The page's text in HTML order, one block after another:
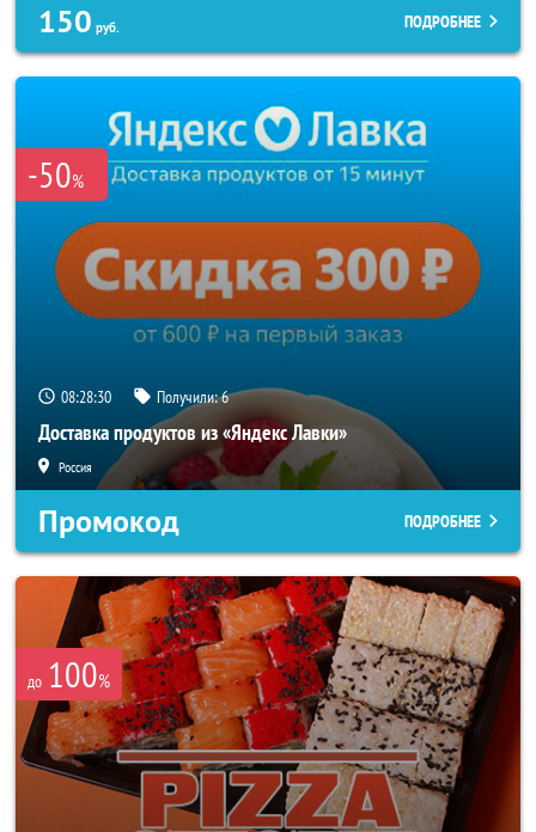
150 руб. ПОДРОБНЕЕ
-50%
08:28:27 Получили:6
Доставка продуктов из «Яндекс Лавки»
Россия
Промокод ПОДРОБНЕЕ
до 100%